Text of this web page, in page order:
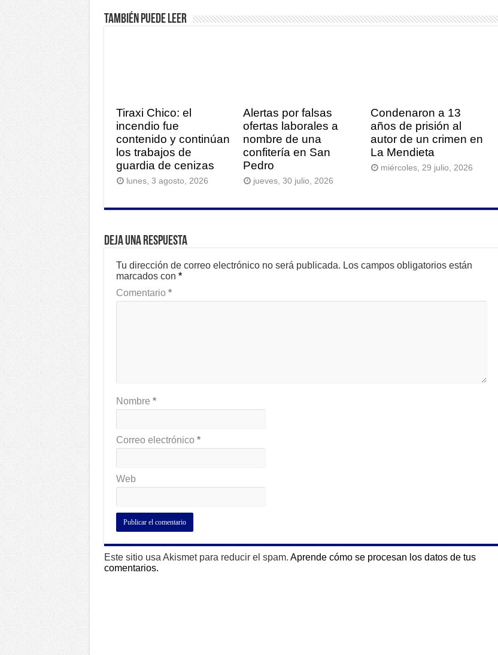
También puede leer
Tiraxi Chico: el
incendio fue
contenido y continúan
los trabajos de
guardia de cenizas
lunes, 3 agosto, 2026
Alertas por falsas
ofertas laborales a
nombre de una
confitería en San
Pedro
jueves, 30 julio, 2026
Condenaron a 13
años de prisión al
autor de un crimen en
La Mendieta
miércoles, 29 julio, 2026
Deja una respuesta
Tu dirección de correo electrónico no será publicada. Los campos obligatorios están
marcados con *
Comentario *
Nombre *
Correo electrónico *
Web
Este sitio usa Akismet para reducir el spam. Aprende cómo se procesan los datos de tus
comentarios.